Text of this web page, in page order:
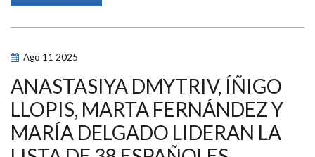
LLOPIS
MARÍA
Y
TASY
PLATA
EN
EL
SEGUNDO
DÍA
Ago 11 2025
ANASTASIYA DMYTRIV, ÍÑIGO
LLOPIS, MARTA FERNÁNDEZ Y
MARÍA DELGADO LIDERAN LA